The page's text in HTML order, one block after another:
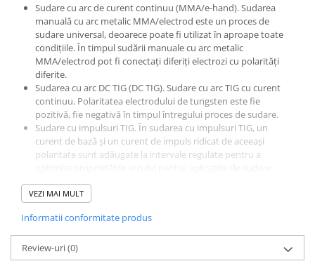
Sudare cu arc de curent continuu (MMA/e-hand). Sudarea
manuală cu arc metalic MMA/electrod este un proces de
sudare universal, deoarece poate fi utilizat în aproape toate
condițiile. În timpul sudării manuale cu arc metalic
MMA/electrod pot fi conectați diferiți electrozi cu polarități
diferite.
Sudarea cu arc DC TIG (DC TIG). Sudare cu arc TIG cu curent
continuu. Polaritatea electrodului de tungsten este fie
pozitivă, fie negativă în timpul întregului proces de sudare.
Sudare cu impulsuri TIG. În sudarea cu impulsuri TIG, un
curent de bază și un curent de impuls ridicat de aceeași
polaritate sunt adăugate la intervale regulate pentru a
și reduce deformarea materialului cauzată de căldură.
alternativ. Polaritatea electrodului alternează între pozitiv și
negativ pe parcursul întregului proces de sudare. Folosit în
principal pentru sudarea aluminiului și aliajelor de aluminiu.
Sudare cu impulsuri AC TIG. În sudarea cu impulsuri AC TIG,
VEZI MAI MULT
Informatii conformitate produs
Review-uri(0)